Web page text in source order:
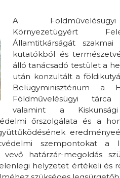
A
Környezetügyért
Államtitkárságát
kutatókból és
álló tanácsadó testület a
után konzultált a
Belügyminisztérium a
Földművelésügyi
valamint a
őrszolgálata és a
szempontokat a
határzár-megoldás
helyzetet értékeli és